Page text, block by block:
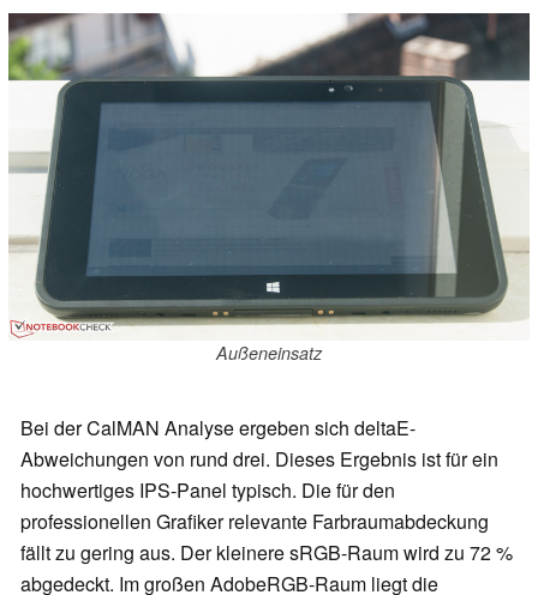
Außeneinsatz
Bei der CalMAN Analyse ergeben sich deltaE-
Abweichungen von rund drei. Dieses Ergebnis ist für ein
hochwertiges IPS-Panel typisch. Die für den
professionellen Grafiker relevante Farbraumabdeckung
fällt zu gering aus. Der kleinere sRGB-Raum wird zu 72 %
abgedeckt. Im großen AdobeRGB-Raum liegt die